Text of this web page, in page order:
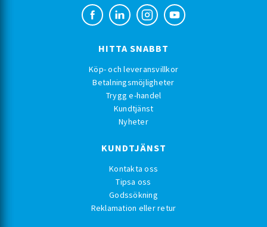
HITTA SNABBT
Köp- och leveransvillkor
Betalningsmöjligheter
Trygg e-handel
Kundtjänst
Nyheter
KUNDTJÄNST
Kontakta oss
Tipsa oss
Godssökning
Reklamation eller retur